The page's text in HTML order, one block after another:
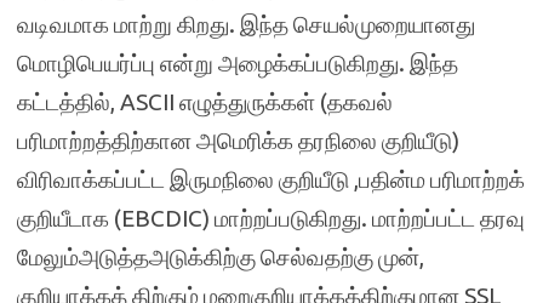
வடிவமாக மாற்று கிறது. இந்த செயல்முறையானது
மொழிபெயர்ப்பு என்று அழைக்கப்படுகிறது. இந்த
கட்டத்தில், ASCII எழுத்துருக்கள் (தகவல்
பரிமாற்றத்திற்கான அமெரிக்க தரநிலை குறியீடு)
விரிவாக்கப்பட்ட இருமநிலை குறியீடு ,பதின்ம பரிமாற்றக்
குறியீடாக (EBCDIC) மாற்றப்படுகிறது. மாற்றப்பட்ட தரவு
மேலும்அடுத்தஅடுக்கிற்கு செல்வதற்கு முன்,
குறியாக்கத் திற்கும் மறைகுறியாக்கத்திற்குமான SSL